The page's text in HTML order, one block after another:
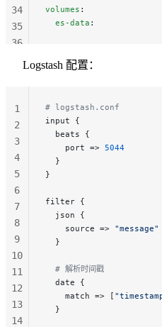
volumes :
  es-data
:
34
35
36
40
41
42
Logstash 配置：
# logstash.conf
input {
  beats {
    port =>
5044
  }
}
filter {
  json {
    source =>
"message"
  }
  # 解析时间戳
  date {
    match => [
  }
1
2
3
4
5
6
7
8
9
10
11
12
13
14